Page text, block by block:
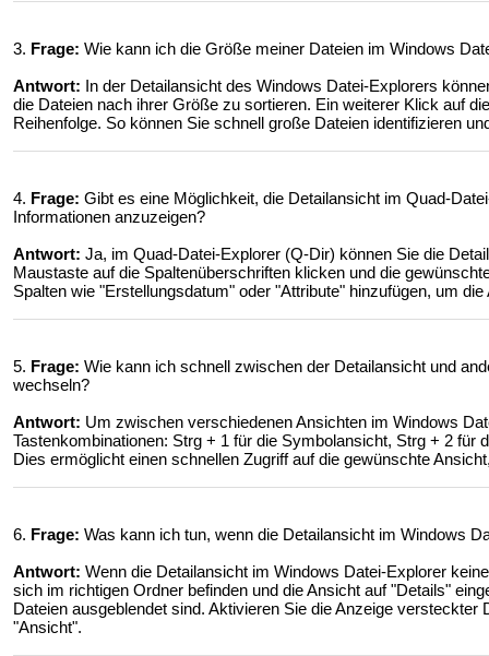
3. Frage: Wie kann ich die Größe meiner Dateien im Windows
Antwort: In der Detailansicht des Windows Datei-Explorers
die Dateien nach ihrer Größe zu sortieren. Ein weiterer Klick auf
Reihenfolge. So können Sie schnell große Dateien identifizieren
4. Frage: Gibt es eine Möglichkeit, die Detailansicht im Quad-
Informationen anzuzeigen?
Antwort: Ja, im Quad-Datei-Explorer (Q-Dir) können Sie die
Maustaste auf die Spaltenüberschriften klicken und die
Spalten wie "Erstellungsdatum" oder "Attribute" hinzufügen, um
5. Frage: Wie kann ich schnell zwischen der Detailansicht und
wechseln?
Antwort: Um zwischen verschiedenen Ansichten im Windows
Tastenkombinationen: Strg + 1 für die Symbolansicht, Strg + 2 für
Dies ermöglicht einen schnellen Zugriff auf die gewünschte
6. Frage: Was kann ich tun, wenn die Detailansicht im Windows
Antwort: Wenn die Detailansicht im Windows Datei-Explorer
sich im richtigen Ordner befinden und die Ansicht auf "Details"
Dateien ausgeblendet sind. Aktivieren Sie die Anzeige versteckter
"Ansicht".